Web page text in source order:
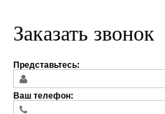
Заказать звонок
Представьтесь:
Ваш телефон: